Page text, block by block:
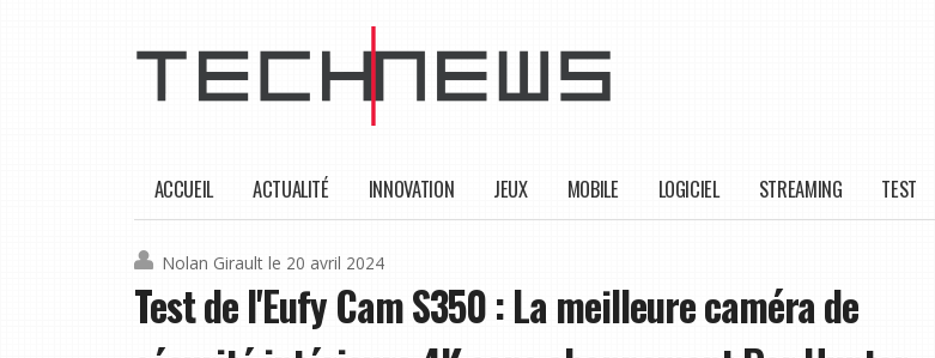
ACCUEIL ACTUALITÉ INNOVATION JEUX MOBILE LOGICIEL STREAMING TEST
Nolan Girault le 20 avril 2024
Test de l'Eufy Cam S350 : La meilleure caméra de